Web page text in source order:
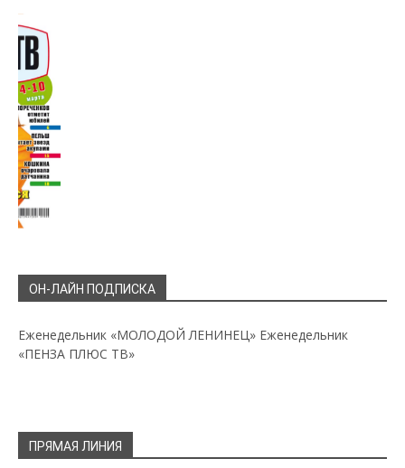
ОН-ЛАЙН ПОДПИСКА
Еженедельник «МОЛОДОЙ ЛЕНИНЕЦ» Еженедельник
«ПЕНЗА ПЛЮС ТВ»
ПРЯМАЯ ЛИНИЯ